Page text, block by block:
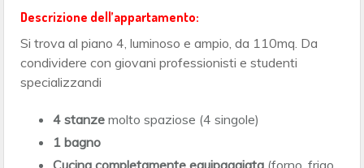
Descrizione dell’appartamento:
Si trova al piano 4, luminoso e ampio, da 110mq. Da
condividere con giovani professionisti e studenti
specializzandi
4 stanze molto spaziose (4 singole)
1 bagno